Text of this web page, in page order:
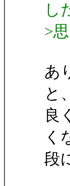
し
>
あ
と
良
く
段